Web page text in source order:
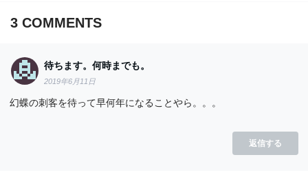
3COMMENTS
待ちます。何時までも。
2019年6月11日
幻蝶の刺客を待って早何年になることやら。。。
返信する